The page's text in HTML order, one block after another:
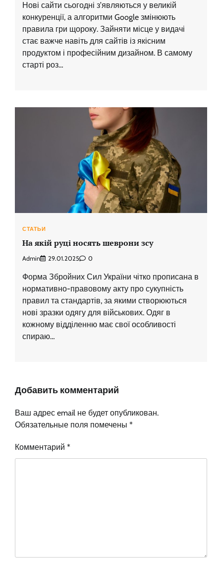
Нові сайти сьогодні з’являються у великій
конкуренції, а алгоритми Google змінюють
правила гри щороку. Зайняти місце у видачі
стає важче навіть для сайтів із якісним
продуктом і професійним дизайном. В самому
старті роз…
СТАТЬИ
На якій руці носять шеврони зсу
Admin 29.01.2025 0
Форма Збройних Сил України чітко прописана в
нормативно-правовому акту про сукупність
правил та стандартів, за якими створюються
нові зразки одягу для військових. Одяг в
кожному відділенню має свої особливості
спираю…
Добавить комментарий
Ваш адрес email не будет опубликован.
Обязательные поля помечены *
Комментарий *